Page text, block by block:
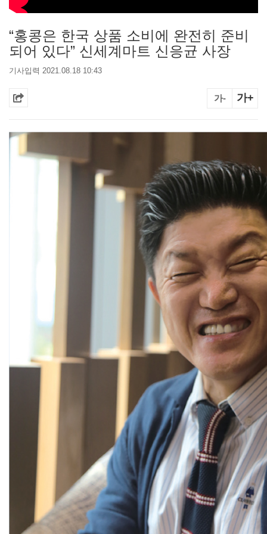
“홍콩은 한국 상품 소비에 완전히 준비
되어 있다” 신세계마트 신응균 사장
기사입력 2021.08.18 10:43
가- 가+